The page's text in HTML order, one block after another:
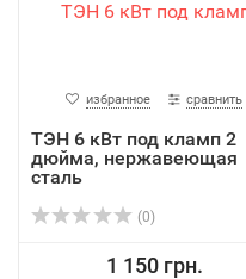
избранное сравнить
ТЭН 6 кВт под кламп 2
дюйма, нержавеющая
сталь
(0)
1 150 грн.